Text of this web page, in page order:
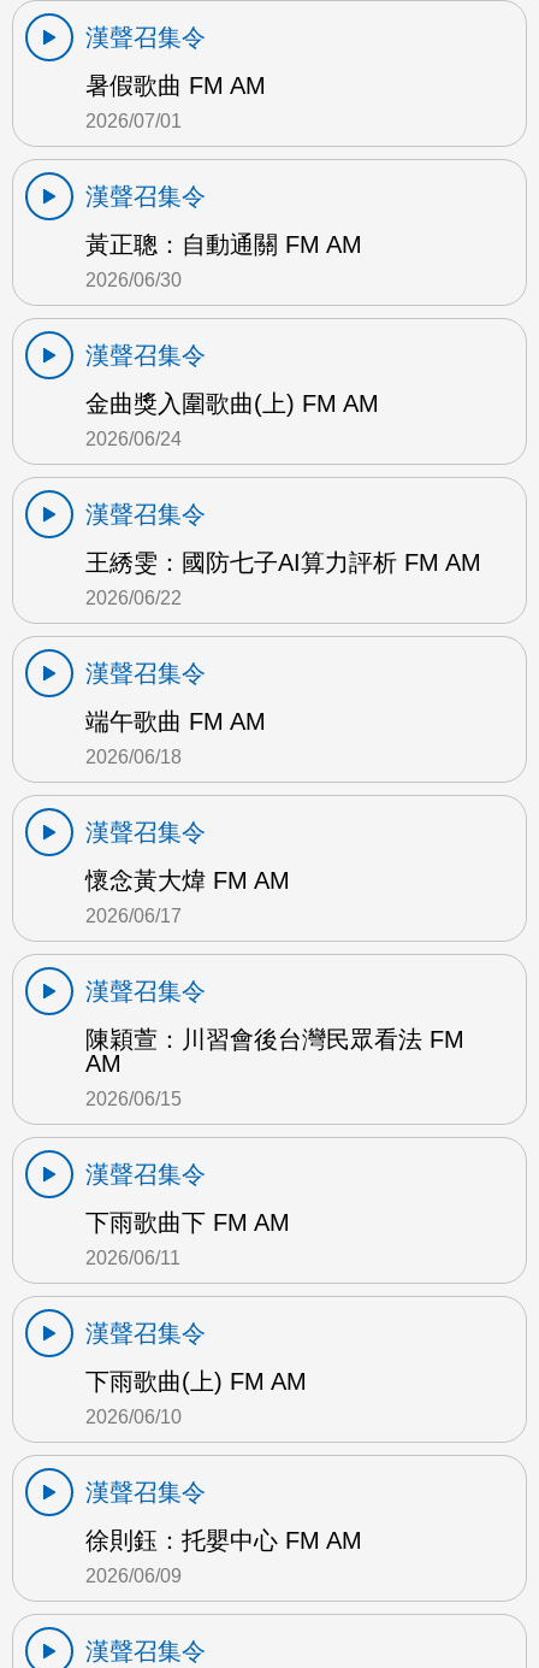
漢聲召集令
暑假歌曲 FM AM
2026/07/01
漢聲召集令
黃正聰：自動通關 FM AM
2026/06/30
漢聲召集令
金曲獎入圍歌曲(上) FM AM
2026/06/24
漢聲召集令
王綉雯：國防七子AI算力評析 FM AM
2026/06/22
漢聲召集令
端午歌曲 FM AM
2026/06/18
漢聲召集令
懷念黃大煒 FM AM
2026/06/17
漢聲召集令
陳穎萱：川習會後台灣民眾看法 FM
AM
2026/06/15
漢聲召集令
下雨歌曲下 FM AM
2026/06/11
漢聲召集令
下雨歌曲(上) FM AM
2026/06/10
漢聲召集令
徐則鈺：托嬰中心 FM AM
2026/06/09
漢聲召集令